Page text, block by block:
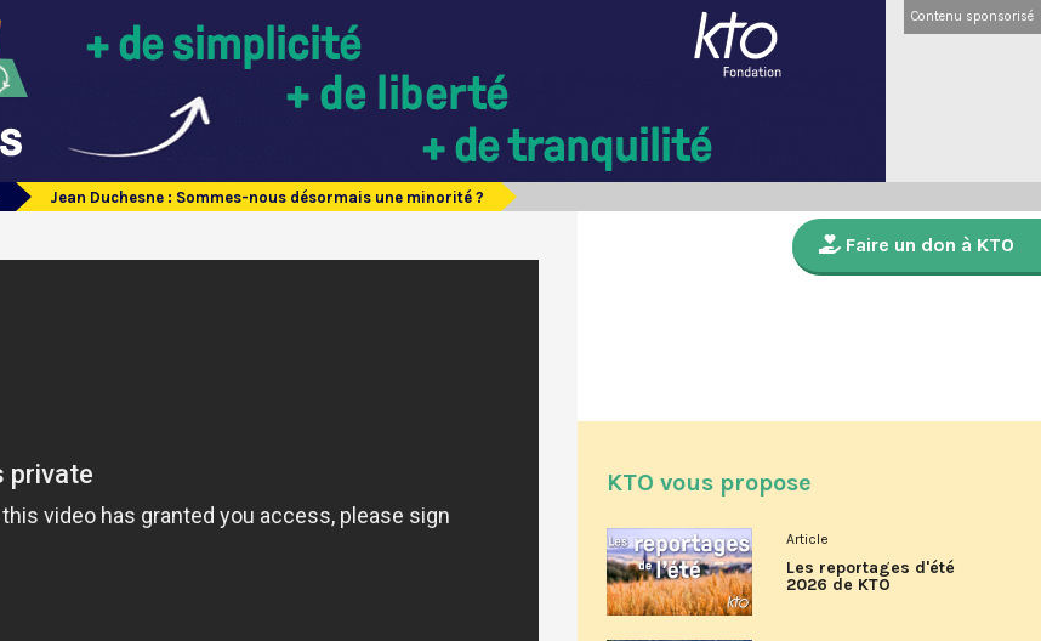
Contenu sponsorisé
Jean Duchesne : Sommes-nous désormais une minorité ?
Faire un don à KTO
KTO vous propose
Article
Les reportages d'été
2026 de KTO